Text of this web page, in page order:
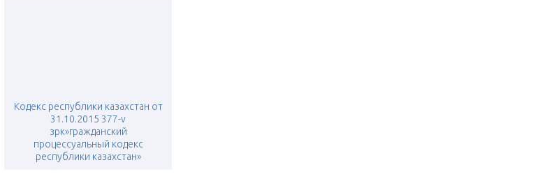
Кодекс республики казахстан от
31.10.2015 377-v
зрк»гражданский
процессуальный кодекс
республики казахстан»